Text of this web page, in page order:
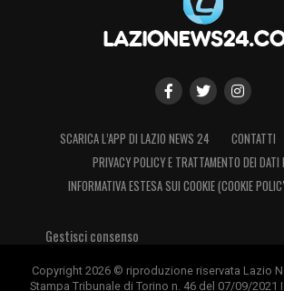
LA PLAYLIST DELLE NOSTRE
SCARICA L’APP DI LAZIO NEWS 24 CONTATTI
PRIVACY POLICY E TRATTAMENTO DEI DATI
INFORMATIVA ESTESA SUI COOKIE (COOKIE
Gestisci consenso
Copyright 2026 © riproduzione riservata Lazio
Stampa Tribunale di Torino n. 46 del 07/09/2021